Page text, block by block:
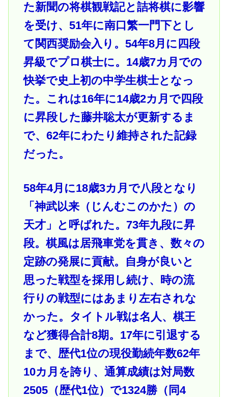
た新聞の将棋観戦記と詰将棋に影響
を受け、51年に南口繁一門下とし
て関西奨励会入り。54年8月に四段
昇級でプロ棋士に。14歳7カ月での
快挙で史上初の中学生棋士となっ
た。これは16年に14歳2カ月で四段
に昇段した藤井聡太が更新するま
で、62年にわたり維持された記録
だった。
58年4月に18歳3カ月で八段となり
「神武以来（じんむこのかた）の
天才」と呼ばれた。73年九段に昇
段。棋風は居飛車党を貫き、数々の
定跡の発展に貢献。自身が良いと
思った戦型を採用し続け、時の流
行りの戦型にはあまり左右されな
かった。タイトル戦は名人、棋王
など獲得合計8期。17年に引退する
まで、歴代1位の現役勤続年数62年
10カ月を誇り、通算成績は対局数
2505（歴代1位）で1324勝（同4